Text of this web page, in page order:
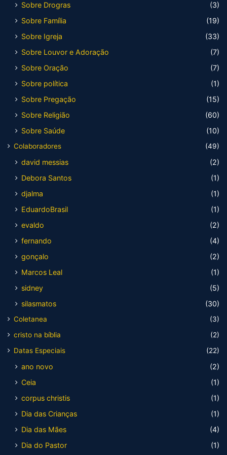
Sobre Drogras
(3)
Sobre Família
(19)
Sobre Igreja
(33)
Sobre Louvor e Adoração
(7)
Sobre Oração
(7)
Sobre política
(1)
Sobre Pregação
(15)
Sobre Religião
(60)
Sobre Saúde
(10)
Colaboradores (49)
david messias
(2)
Debora Santos
(1)
djalma
(1)
EduardoBrasil
(1)
evaldo
(2)
fernando
(4)
gonçalo
(2)
Marcos Leal
(1)
sidney
(5)
silasmatos
(30)
Coletanea
(3)
cristo na bíblia
(2)
Datas Especiais
(22)
ano novo
(2)
Ceia
(1)
corpus christis
(1)
Dia das Crianças
(1)
Dia das Mães
(4)
Dia do Pastor
(1)